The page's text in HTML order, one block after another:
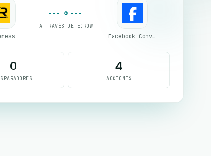
A TRAVÉS DE EGROW
Facebook Conversion API (CAPI)
0 4
ACCIONES